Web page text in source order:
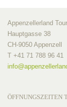
Appenzellerland
Hauptgasse 38
CH-9050 Appenzell
T +41 71 788 96 41
info@
ÖFFNUNGSZEITEN